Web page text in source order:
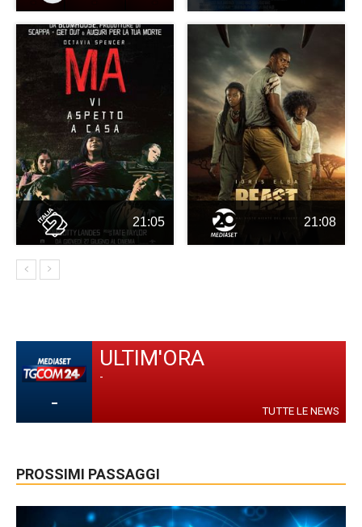
21:05 21:08
-
ULTIM'ORA
-
TUTTE LE NEWS
PROSSIMI PASSAGGI